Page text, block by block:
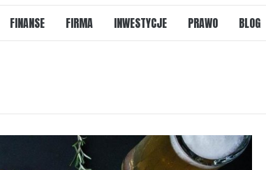
FINANSE FIRMA INWESTYCJE PRAWO BLOG